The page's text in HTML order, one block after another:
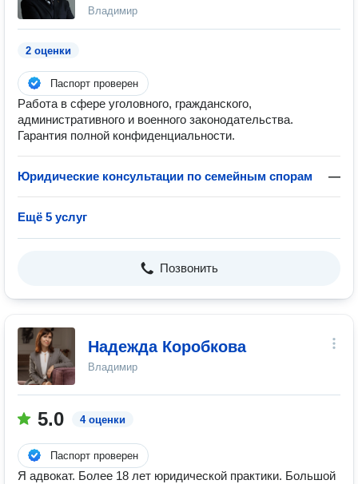
Владимир
2 оценки
Паспорт проверен
Работа в сфере уголовного, гражданского,
административного и военного законодательства.
Гарантия полной конфиденциальности.
Юридические консультации по семейным спорам —
Ещё 5 услуг
Позвонить
Надежда Коробкова
Владимир
5.0 4 оценки
Паспорт проверен
Я адвокат. Более 18 лет юридической практики. Большой